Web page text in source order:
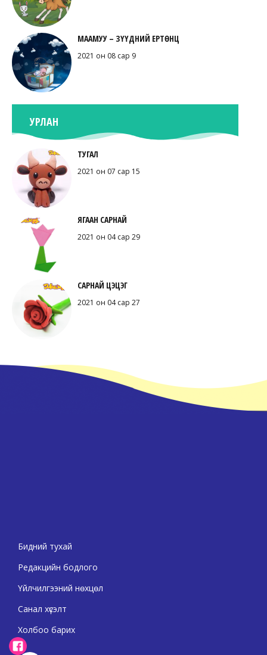
МААМУУ – ЗҮҮДНИЙ ЕРТӨНЦ
2021 он 08 сар 9
УРЛАН
ТУГАЛ
2021 он 07 сар 15
ЯГААН САРНАЙ
2021 он 04 сар 29
САРНАЙ ЦЭЦЭГ
2021 он 04 сар 27
Бидний тухай
Редакцийн бодлого
Үйлчилгээний нөхцөл
Санал хүсэлт
Холбоо барих